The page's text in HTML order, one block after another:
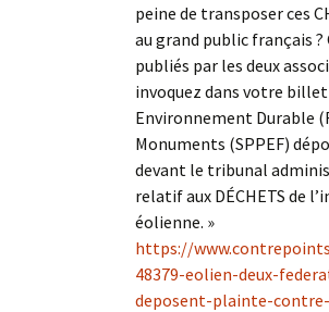
peine de transposer ces
au grand public français
publiés par les deux
invoquez dans votre billet
Environnement Durable
Monuments (SPPEF)
devant le tribunal
relatif aux DÉCHETS de
éolienne. »
https://
48379-eolien-deux-
deposent-plainte-